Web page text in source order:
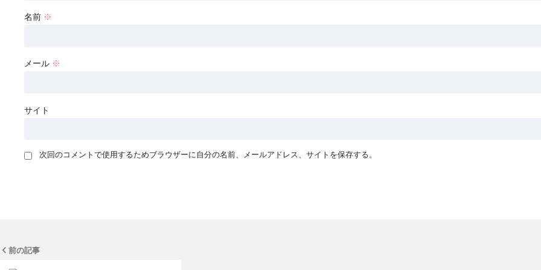
名前 ※
メール ※
サイト
次回のコメントで使用するためブラウザーに自分の名前、メールアドレス、サイトを保存する。
前の記事